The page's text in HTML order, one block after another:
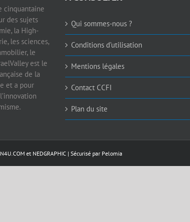
cinquantaine
des sujets
la High-
les sciences,
le
est le
de la
et a pour
Qui sommes-nous ?
Conditions d’utilisation
Mentions légales
Contact CCFI
Plan du site
et NEDGRAPHIC | Sécurisé par Pelomia